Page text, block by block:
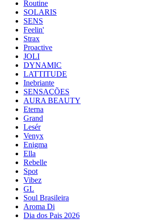
Routine
SOLARIS
SENS
Feelin'
Strax
Proactive
JOLI
DYNAMIC
LATTITUDE
Inebriante
SENSAÇÕES
AURA BEAUTY
Eterna
Grand
Lesér
Venyx
Enigma
Ella
Rebelle
Spot
Vibez
GL
Soul Brasileira
Aroma Di
Dia dos Pais 2026